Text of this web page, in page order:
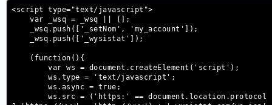
<script type="text/javascript">